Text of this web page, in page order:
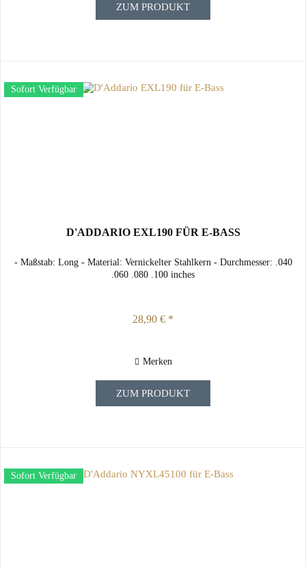
ZUM PRODUKT
Sofort Verfügbar
D'ADDARIO EXL190 FÜR E-BASS
- Maßstab: Long - Material: Vernickelter Stahlkern - Durchmesser: .040
.060 .080 .100 inches
28,90 € *
Merken
ZUM PRODUKT
Sofort Verfügbar